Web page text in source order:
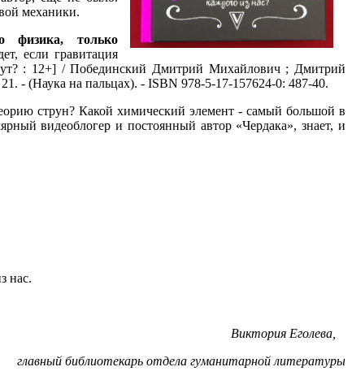
механики.
физика, только
если гравитация
: 12+] / Побединский Дмитрий Михайлович ; Дмитрий
- (Наука на пальцах). - ISBN 978-5-17-157624-0: 487-40.
струн? Какой химический элемент - самый большой в
видеоблогер и постоянный автор «Чердака», знает, и
нас.
Виктория Еголева,
гуманитарной литературы